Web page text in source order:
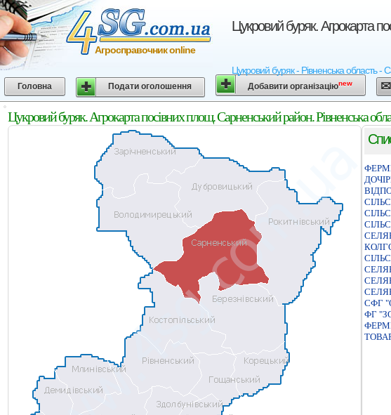
Цукровий буряк. Агрокарта
Цукровий буряк - Рівненська область -
Агросправочник online
Головна Подати оголошення Добавити організаціюnew
Цукровий буряк. Агрокарта посівних площ. Сарненський район. Рівненська
СФГ
ФГ